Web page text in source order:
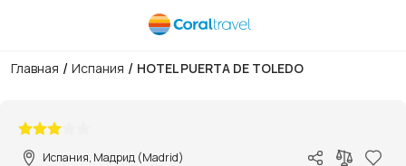
Главная / Испания / HOTEL PUERTA DE TOLEDO
Испания, Мадрид (Madrid)